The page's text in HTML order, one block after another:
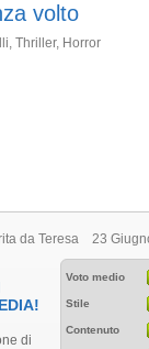
volto
Thriller, Horror
da Teresa 23
Voto medio
Stile
Contenuto
di